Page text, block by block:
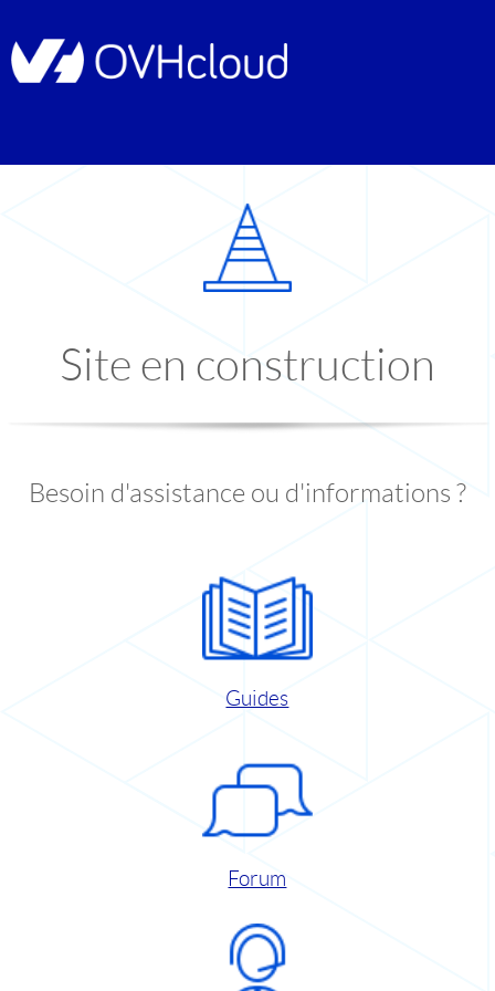
Site en construction
Besoin d'assistance ou d'informations ?
Guides
Forum